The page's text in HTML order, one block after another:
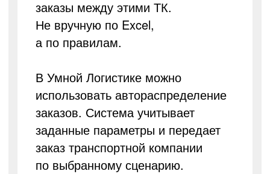
заказы между этими ТК.
Не вручную по Excel,
а по правилам.
В Умной Логистике можно
использовать автораспределение
заказов. Система учитывает
заданные параметры и передает
заказ транспортной компании
по выбранному сценарию.